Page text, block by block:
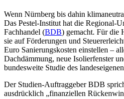
Wenn Nürnberg bis dahin
Das Pestel-Institut hat die Regional-
Fachhandel (BDB) gemacht. Für die
sie auf Förderungen und
Euro Sanierungskosten einstellen –
Dachdämmung, neue Isolierfenster
bundesweite Studie des
Der Studien-Auftraggeber BDB
ausdrücklich „finanziellen